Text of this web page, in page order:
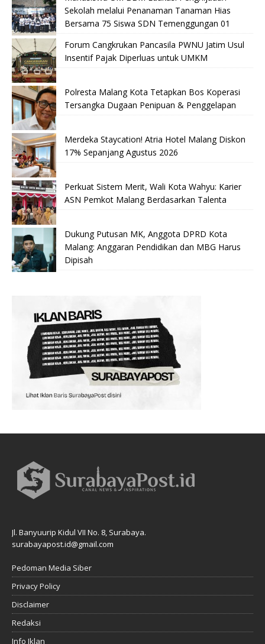
Sekolah melalui Penanaman Tanaman Hias
Bersama 75 Siswa SDN Temenggungan 01
Forum Cangkrukan Pancasila PWNU Jatim Usul
Insentif Pajak Diperluas untuk UMKM
Polresta Malang Kota Tetapkan Bos Koperasi
Tersangka Dugaan Penipuan & Penggelapan
Merdeka Staycation! Atria Hotel Malang Diskon
17% Sepanjang Agustus 2026
Perkuat Sistem Merit, Wali Kota Wahyu: Karier
ASN Pemkot Malang Berdasarkan Talenta
Dukung Putusan MK, Anggota DPRD Kota
Malang: Anggaran Pendidikan dan MBG Harus
Dipisah
Jl. Banyuurip Kidul VII No. 8, Surabaya.
surabayapost.id@gmail.com
Pedoman Media Siber
Privacy Policy
Disclaimer
Redaksi
Info Iklan